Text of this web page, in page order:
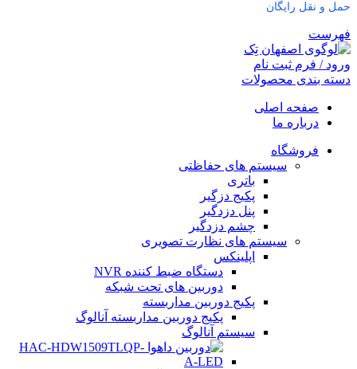
حمل و نقل رایگان
فهرست
ورود / فرم ثبت نام
دسته بندی محصولات
صفحه اصلی
درباره ما
فروشگاه
سیستم های حفاظتی
باتری
پکیج دزگیر
پنل دزدگیر
چشم دزدگیر
سیستم های نظارت تصویری
اپلینکس
دستگاه ضبط کننده NVR
دوربین های تحت شبکه
پکیج دوربین مداربسته
پکیج دوربین مداربسته آنالوگ
سیستم آنالوگ